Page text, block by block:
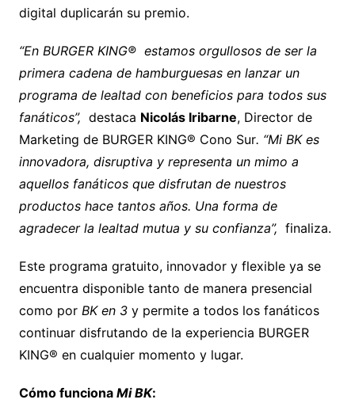
digital duplicarán su premio.
“En BURGER KING® estamos orgullosos de ser la
primera cadena de hamburguesas en lanzar un
programa de lealtad con beneficios para todos sus
fanáticos”, destaca Nicolás Iribarne, Director de
Marketing de BURGER KING® Cono Sur. “Mi BK es
innovadora, disruptiva y representa un mimo a
aquellos fanáticos que disfrutan de nuestros
productos hace tantos años. Una forma de
agradecer la lealtad mutua y su confianza”, finaliza.
Este programa gratuito, innovador y flexible ya se
encuentra disponible tanto de manera presencial
como por BK en 3 y permite a todos los fanáticos
continuar disfrutando de la experiencia BURGER
KING® en cualquier momento y lugar.
Cómo funciona Mi BK: